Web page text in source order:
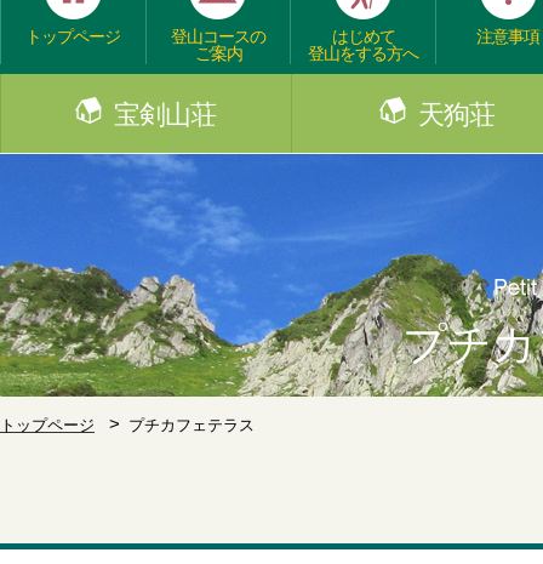
トップページ
登山コースの
ご案内
はじめて
登山をする方へ
注意事項
宝剣山荘 天狗荘
プチ
トップページ プチカフェテラス